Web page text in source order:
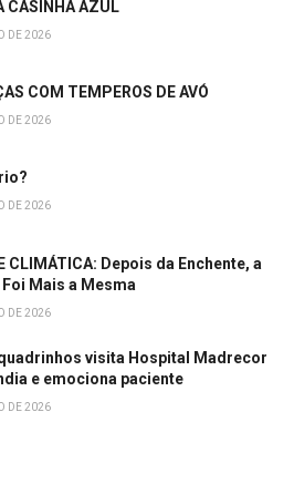
CASINHA AZUL
DE 2026
COM TEMPEROS DE AVÓ
DE 2026
DE 2026
CLIMÁTICA: Depois da Enchente, a
Foi Mais a Mesma
DE 2026
visita Hospital Madrecor
e emociona paciente
DE 2026